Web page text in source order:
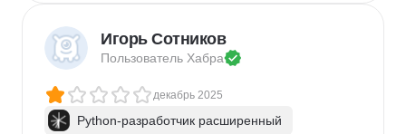
Игорь Сотников
Пользователь Хабра
декабрь 2025
Python-разработчик расширенный